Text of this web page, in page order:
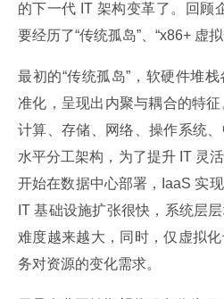
的下一代 IT 架构变革了。回顾
要经历了“传统孤岛”、“x86+ 虚拟
最初的“传统孤岛”，软硬件堆
准化，呈现出内聚与耦合的特
计算、存储、网络、操作系统
水平分工架构，为了提升 IT 灵
开始在数据中心部署，IaaS 实
IT 基础设施扩张很快，系统层
难度越来越大，同时，仅虚拟
务对资源的变化需求。